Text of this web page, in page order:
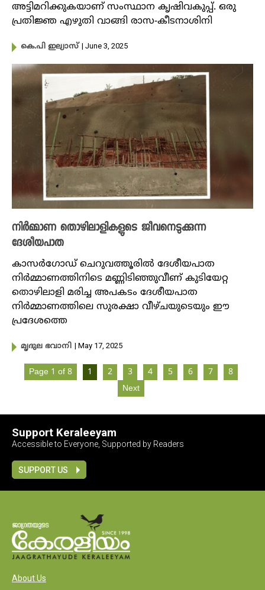
അട്ടിമറിക്കുകയാണ് സംസ്ഥാന കൃഷിവകുപ്പ്. ഒരു
പ്രതിജ്ഞ എഴുതി വാങ്ങി രാസ-കീടനാശിനി
കെ.പി ഇല്യാസ് | June 3, 2025
നിർമ്മാണ തൊഴിലാളികളുടെ ജീവനെടുക്കുന്ന
ദേശീയപാത
കാസ‍ർഗോഡ് ചെറുവത്തൂരിൽ ദേശീയപാത
നിർമ്മാണത്തിനിടെ മണ്ണിടിഞ്ഞുവീണ് കുടിയേറ്റ
തൊഴിലാളി മരിച്ച അപകടം ദേശീയപാത
നിർമ്മാണത്തിലെ സുരക്ഷാ വീഴ്ചയുടെയും ഈ
പ്രദേശത്തെ
മൃദുല ഭവാനി | May 17, 2025
Page 1 of 8 1 2 3 4 5 6 7
8
Next
Support Keraleeyam
Accessible to Everyone, Supported by Readers
SUPPORT US
About Us